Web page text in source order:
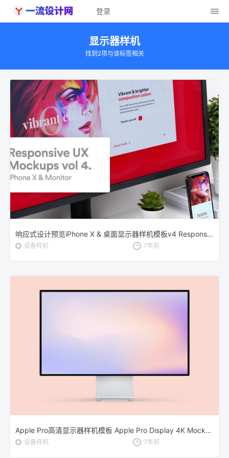
登录
显示器样机
找到2项与该标签相关
响应式设计预览iPhone X & 桌面显示器样机模板v4 Responsive Mockup iPhone X & Monitor Vol 4
设备样机 7年前
Apple Pro高清显示器样机模板 Apple Pro Display 4K Mockup
设备样机 7年前